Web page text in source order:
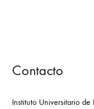
Contacto
Instituto Universitario